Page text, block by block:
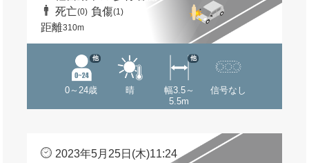
死亡(0) 負傷(1)
距離310m
0～24歳
他
晴
幅3.5～
5.5m
他
信号なし
2023年5月25日(木)11:24